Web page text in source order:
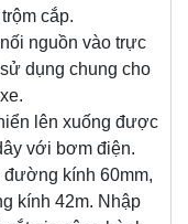
cắp.
nguồn vào trực
dụng chung cho
xe.
lên xuống được
với bơm điện.
kính 60mm,
kính 42m. Nhập